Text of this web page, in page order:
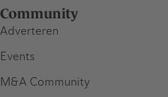
Community
Adverteren
Events
M&A Community